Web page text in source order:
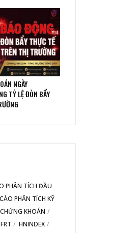
NGÀY
TỶ LỆ ĐÒN BẨY
PHÂN TÍCH ĐẦU
PHÂN TÍCH KỸ
KHOÁN
FRT
HNINDEX